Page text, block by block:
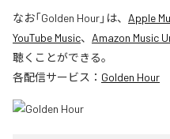
なお「Golden Hour」は、 Apple
YouTube Music、 Amazon Music
聴くことができる。
各配信サービス： Golden Hour